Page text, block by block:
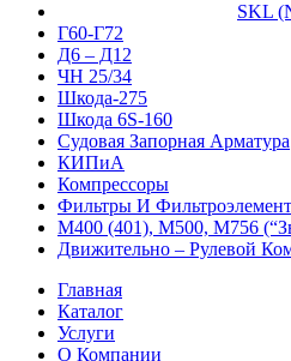
SKL
Г60-Г72
Д6 – Д12
ЧН 25/34
Шкода-275
Шкода 6S-160
Судовая Запорная Арматура
КИПиА
Компрессоры
Фильтры И
М400 (401), М500, М756
Движительно – Рулевой
Главная
Каталог
Услуги
О Компании